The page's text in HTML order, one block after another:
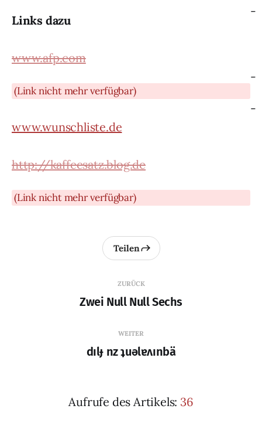
Links dazu
-
www.afp.com
(Link nicht mehr verfügbar)
-
www.wunschliste.de
-
http://kaffeesatz.blog.de
(Link nicht mehr verfügbar)
ZURÜCK
Zwei Null Null Sechs
Teilen
WEITER
dılɟ nz ʇuǝlɐʌınbä
Aufrufe des Artikels: 36